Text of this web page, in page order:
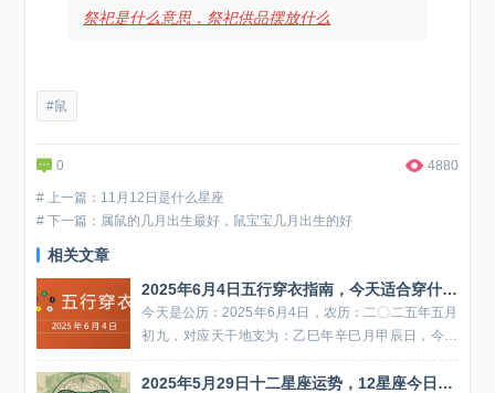
祭祀是什么意思，祭祀供品摆放什么
#鼠
0 4880
# 上一篇：11月12日是什么星座
# 下一篇：属鼠的几月出生最好，鼠宝宝几月出生的好
相关文章
2025年6月4日五行穿衣指南，今天适合穿什么颜色衣服
今天是公历：2025年6月4日，农历：二〇二五年五月
初九，对应天干地支为：乙巳年辛巳月甲辰日，今天
五行穿衣每日指南：1、大吉色（贵人色）：白色、银
色、灰色、米白，解释：被当日五行生。寓意容易得
2025年5月29日十二星座运势，12星座今日幸运色